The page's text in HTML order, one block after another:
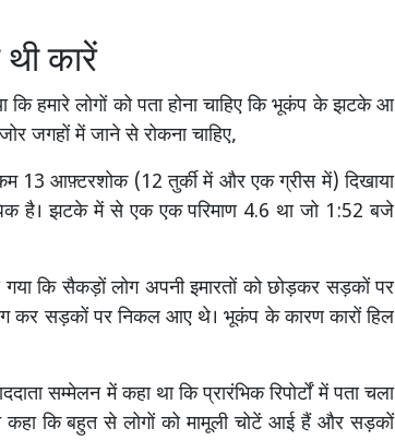
कारें
कि हमारे लोगों को पता होना चाहिए कि भूकंप के झटके आ
जगहों में जाने से रोकना चाहिए,
13 आफ़्टरशोक (12 तुर्की में और एक ग्रीस में) दिखाया
है। झटके में से एक एक परिमाण 4.6 था जो 1:52 बजे
कि सैकड़ों लोग अपनी इमारतों को छोड़कर सड़कों पर
कर सड़कों पर निकल आए थे। भूकंप के कारण कारों हिल
सम्मेलन में कहा था कि प्रारंभिक रिपोर्टों में पता चला
कहा कि बहुत से लोगों को मामूली चोटें आई हैं और सड़कों